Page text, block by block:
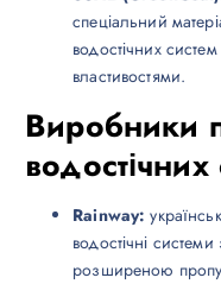
спеціальний
водостічних
властивостями.
Виробники
водостічних
Rainway:
водостічні
розширеною